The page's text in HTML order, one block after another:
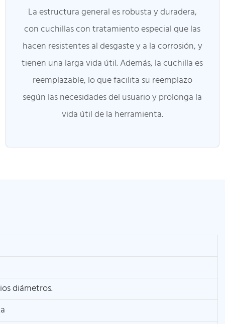
La estructura general es robusta y duradera,
con cuchillas con tratamiento especial que las
hacen resistentes al desgaste y a la corrosión, y
tienen una larga vida útil. Además, la cuchilla es
reemplazable, lo que facilita su reemplazo
según las necesidades del usuario y prolonga la
vida útil de la herramienta.
diámetros.